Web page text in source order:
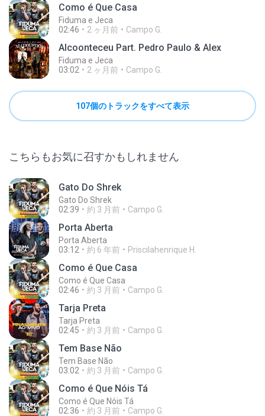
Como é Que Casa
Fiduma e Jeca
02:46
2 ヶ月前 Campo G.
Alcoonteceu Part. Pedro Paulo & Alex
Fiduma e Jeca
03:02
2 ヶ月前 Campo G.
107個のトラックをすべて表示
こちらもお気に召すかもしれません
Gato Do Shrek
Gato Do Shrek
02:39
約 3 月前 Campo G.
Porta Aberta
Porta Aberta
03:12
約 6 年前 Priscilahenrique H.
Como é Que Casa
Como é Que Casa
02:46
約 3 月前 Campo G.
Tarja Preta
Tarja Preta
02:45
約 3 月前 Campo G.
Tem Base Não
Tem Base Não
03:02
約 3 月前 Campo G.
Como é Que Nóis Tá
Como é Que Nóis Tá
02:36
約 3 月前 Campo G.